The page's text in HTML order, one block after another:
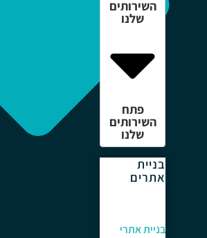
השירותים
שלנו
פתח
השירותים
שלנו
בניית
אתרים
בניית אתרי